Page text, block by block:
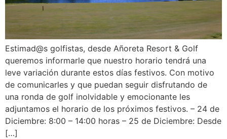
Estimad@s golfistas, desde Añoreta Resort & Golf
queremos informarle que nuestro horario tendrá una
leve variación durante estos días festivos. Con motivo
de comunicarles y que puedan seguir disfrutando de
una ronda de golf inolvidable y emocionante les
adjuntamos el horario de los próximos festivos. – 24 de
Diciembre: 8:00 – 14:00 horas – 25 de Diciembre: Desde
[…]